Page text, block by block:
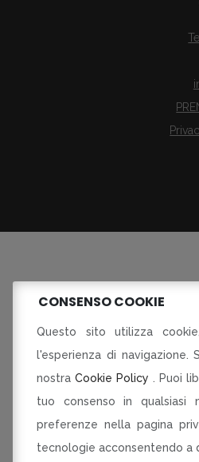
CONSENSO COOKIE
Questo sito utilizza
l'esperienza di
nostraCookie Policy . Puoi
tuo consenso in qualsiasi
preferenze nella pagina
tecnologie acconsentendo a